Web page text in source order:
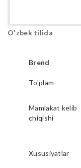
O'zbek tilida
Brend
To'plam
Mamlakat kelib
chiqishi
Xususiyatlar